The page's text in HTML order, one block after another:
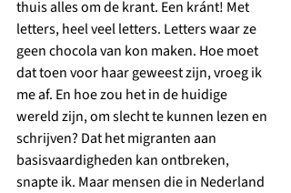
thuis alles om de krant. Een kránt! Met
letters, heel veel letters. Letters waar ze
geen chocola van kon maken. Hoe moet
dat toen voor haar geweest zijn, vroeg ik
me af. En hoe zou het in de huidige
wereld zijn, om slecht te kunnen lezen en
schrijven? Dat het migranten aan
basisvaardigheden kan ontbreken,
snapte ik. Maar mensen die in Nederland